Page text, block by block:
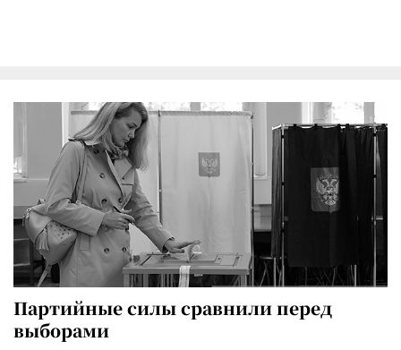
Партийные силы сравнили перед
выборами